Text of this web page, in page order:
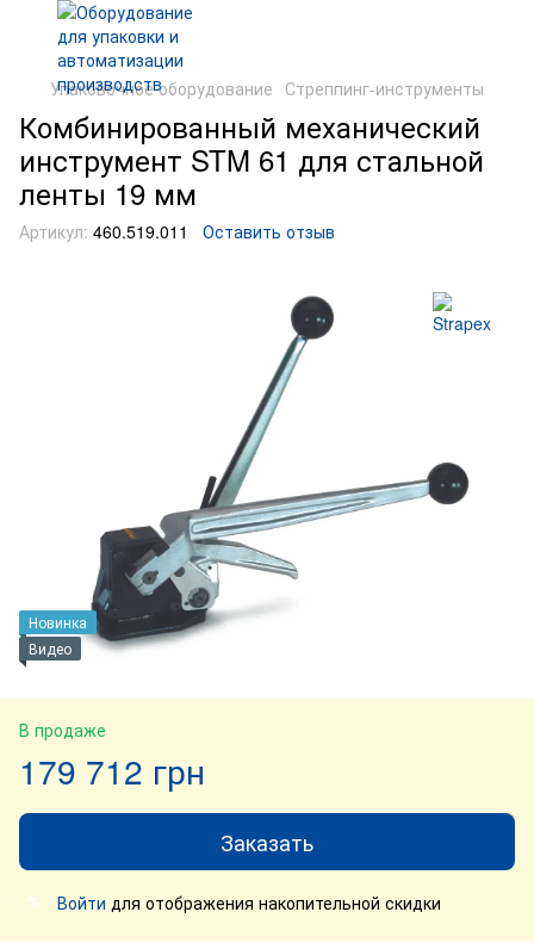
Упаковочное оборудование Стреппинг-инструменты
Комбинированный механический
инструмент STM 61 для стальной
ленты 19 мм
Артикул: 460.519.011 Оставить отзыв
Новинка
Видео
В продаже
179 712 грн
Заказать
% Войти для отображения накопительной скидки